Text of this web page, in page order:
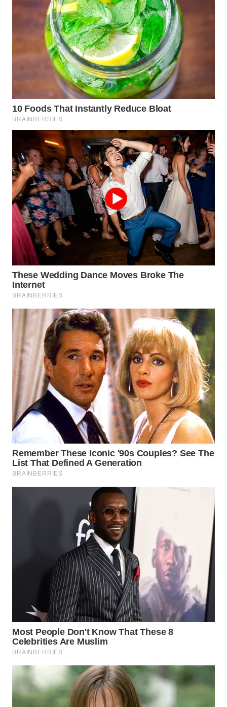
LABUHANBATU
TAPANULI
TENGAH
WN DELI
SERDANG
WN
TEBING
TINGGI
WN
PAKPAK
WN
KARAWANG
WN
BEKASI
WN
BOGOR
WN
DEPOK
WN
TAPANULI
UTARA
WN
SAMOSIR
WN
PADANG
LAWAS
WN
KEPULAUAN
SERIBU
WN
TANGERANG
WN
WN
CIREBON